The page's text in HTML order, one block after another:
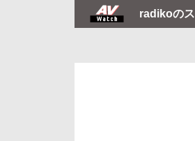
radikoの